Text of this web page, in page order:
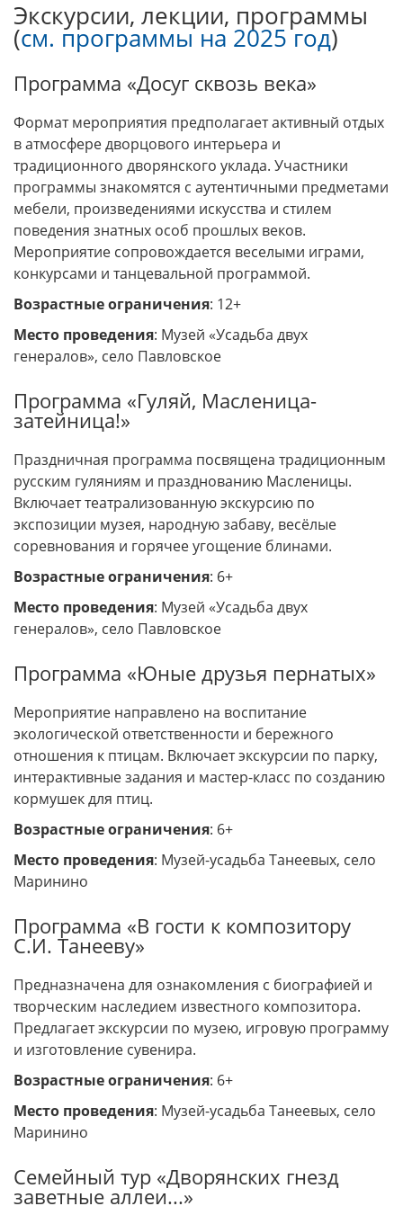
Экскурсии, лекции, программы
(см. программы на 2025 год)
Программа «Досуг сквозь века»
Формат мероприятия предполагает активный отдых
в атмосфере дворцового интерьера и
традиционного дворянского уклада. Участники
программы знакомятся с аутентичными предметами
мебели, произведениями искусства и стилем
поведения знатных особ прошлых веков.
Мероприятие сопровождается веселыми играми,
конкурсами и танцевальной программой.
Возрастные ограничения: 12+
Место проведения: Музей «Усадьба двух
генералов», село Павловское
Программа «Гуляй, Масленица-
затейница!»
Праздничная программа посвящена традиционным
русским гуляниям и празднованию Масленицы.
Включает театрализованную экскурсию по
экспозиции музея, народную забаву, весёлые
соревнования и горячее угощение блинами.
Возрастные ограничения: 6+
Место проведения: Музей «Усадьба двух
генералов», село Павловское
Программа «Юные друзья пернатых»
Мероприятие направлено на воспитание
экологической ответственности и бережного
отношения к птицам. Включает экскурсии по парку,
интерактивные задания и мастер-класс по созданию
кормушек для птиц.
Возрастные ограничения: 6+
Место проведения: Музей-усадьба Танеевых, село
Маринино
Программа «В гости к композитору
С.И. Танееву»
Предназначена для ознакомления с биографией и
творческим наследием известного композитора.
Предлагает экскурсии по музею, игровую программу
и изготовление сувенира.
Возрастные ограничения: 6+
Место проведения: Музей-усадьба Танеевых, село
Маринино
Семейный тур «Дворянских гнезд
заветные аллеи...»